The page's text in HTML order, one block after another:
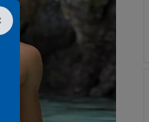
jornaldacidadeonline